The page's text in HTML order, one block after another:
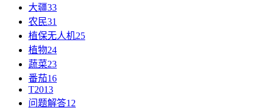
大疆33
农民31
植保无人机25
植物24
蔬菜23
番茄16
T2013
问题解答12